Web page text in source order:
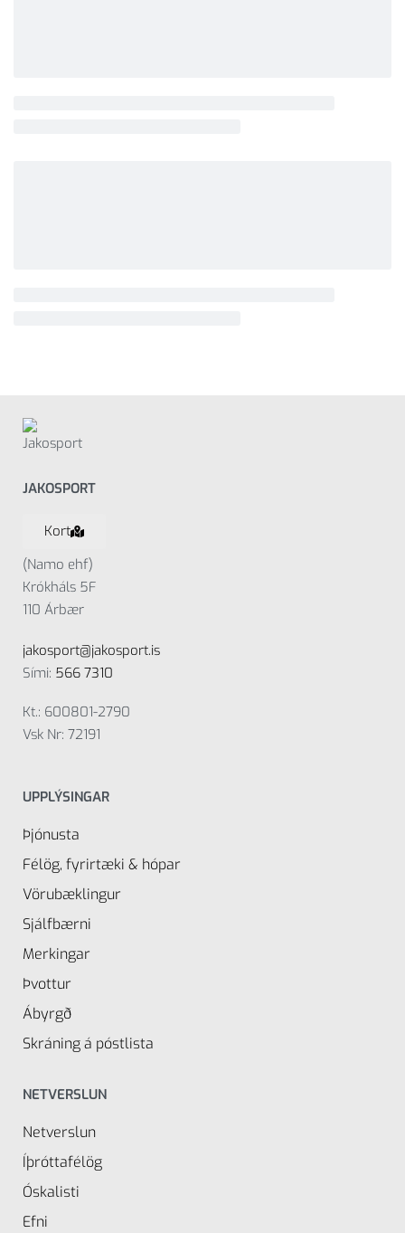
JAKOSPORT
Kort
(Namo ehf)
Krókháls 5F
110 Árbær
jakosport@jakosport.is
Sími: 566 7310
Kt.: 600801-2790
Vsk Nr: 72191
UPPLÝSINGAR
Þjónusta
Félög, fyrirtæki & hópar
Vörubæklingur
Sjálfbærni
Merkingar
Þvottur
Ábyrgð
Skráning á póstlista
NETVERSLUN
Netverslun
Íþróttafélög
Óskalisti
Efni